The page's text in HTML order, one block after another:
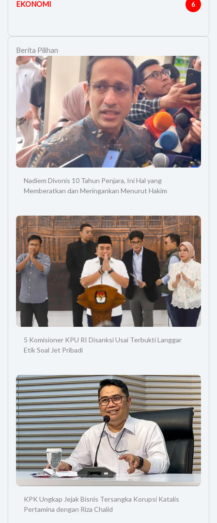
EKONOMI 6
Berita Pilihan
Nadiem Divonis 10 Tahun Penjara, Ini Hal yang
Memberatkan dan Meringankan Menurut Hakim
5 Komisioner KPU RI Disanksi Usai Terbukti Langgar
Etik Soal Jet Pribadi
KPK Ungkap Jejak Bisnis Tersangka Korupsi Katalis
Pertamina dengan Riza Chalid